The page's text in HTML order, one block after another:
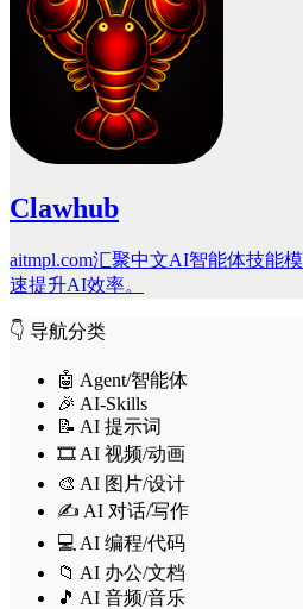
Clawhub
aitmpl.com汇聚中文AI智能体技能
速提升AI效率。
👇️ 导航分类
🤖 Agent/智能体
🎉 AI-Skills
📝 AI 提示词
🎞️ AI 视频/动画
🎨 AI 图片/设计
✍️ AI 对话/写作
💻 AI 编程/代码
📁 AI 办公/文档
🎵 AI 音频/音乐